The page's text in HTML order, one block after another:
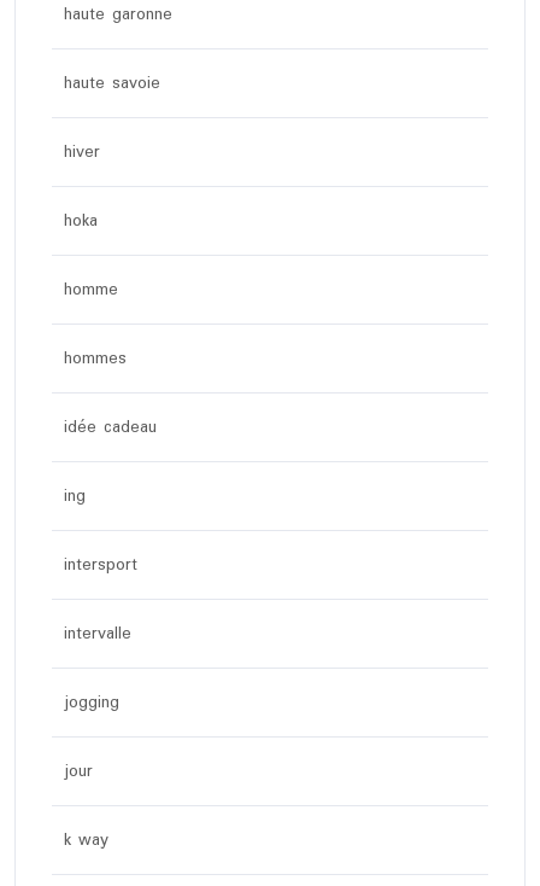
haute garonne
haute savoie
hiver
hoka
homme
hommes
idée cadeau
ing
intersport
intervalle
jogging
jour
k way